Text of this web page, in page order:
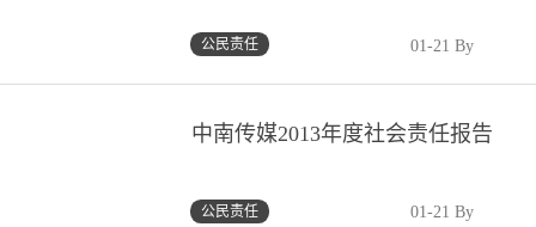
01-21 By
公民责任
中南传媒2013年度社会责任报告
01-21 By
公民责任